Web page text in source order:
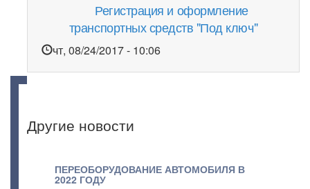
Регистрация и оформление
транспортных средств "Под ключ"
чт, 08/24/2017 - 10:06
Другие новости
ПЕРЕОБОРУДОВАНИЕ АВТОМОБИЛЯ В
2022 ГОДУ